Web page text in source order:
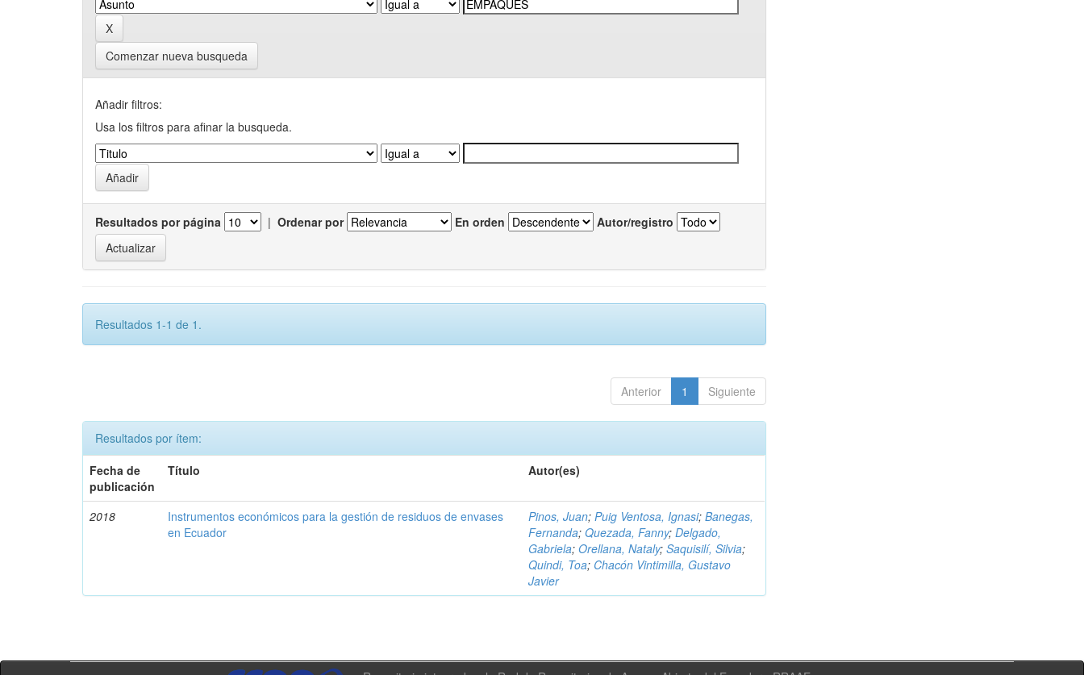
Comenzar nueva busqueda
Añadir filtros:
Usa los filtros para afinar la busqueda.
Resultados por página | Ordenar por En orden Autor/registro
Resultados 1-1 de 1.
Anterior 1 Siguiente
Resultados por ítem:
Fecha de
publicación
Título Autor(es)
2018
Instrumentos económicos para la gestión de residuos de envases
en Ecuador
Pinos, Juan;Puig Ventosa, Ignasi;Banegas,
Fernanda;Quezada, Fanny;Delgado,
Gabriela;Orellana, Nataly;Saquisilí, Silvia;
Quindi, Toa; Chacón Vintimilla, Gustavo
Javier